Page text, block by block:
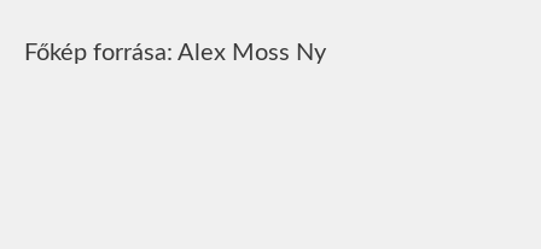
Főkép forrása: Alex Moss Ny